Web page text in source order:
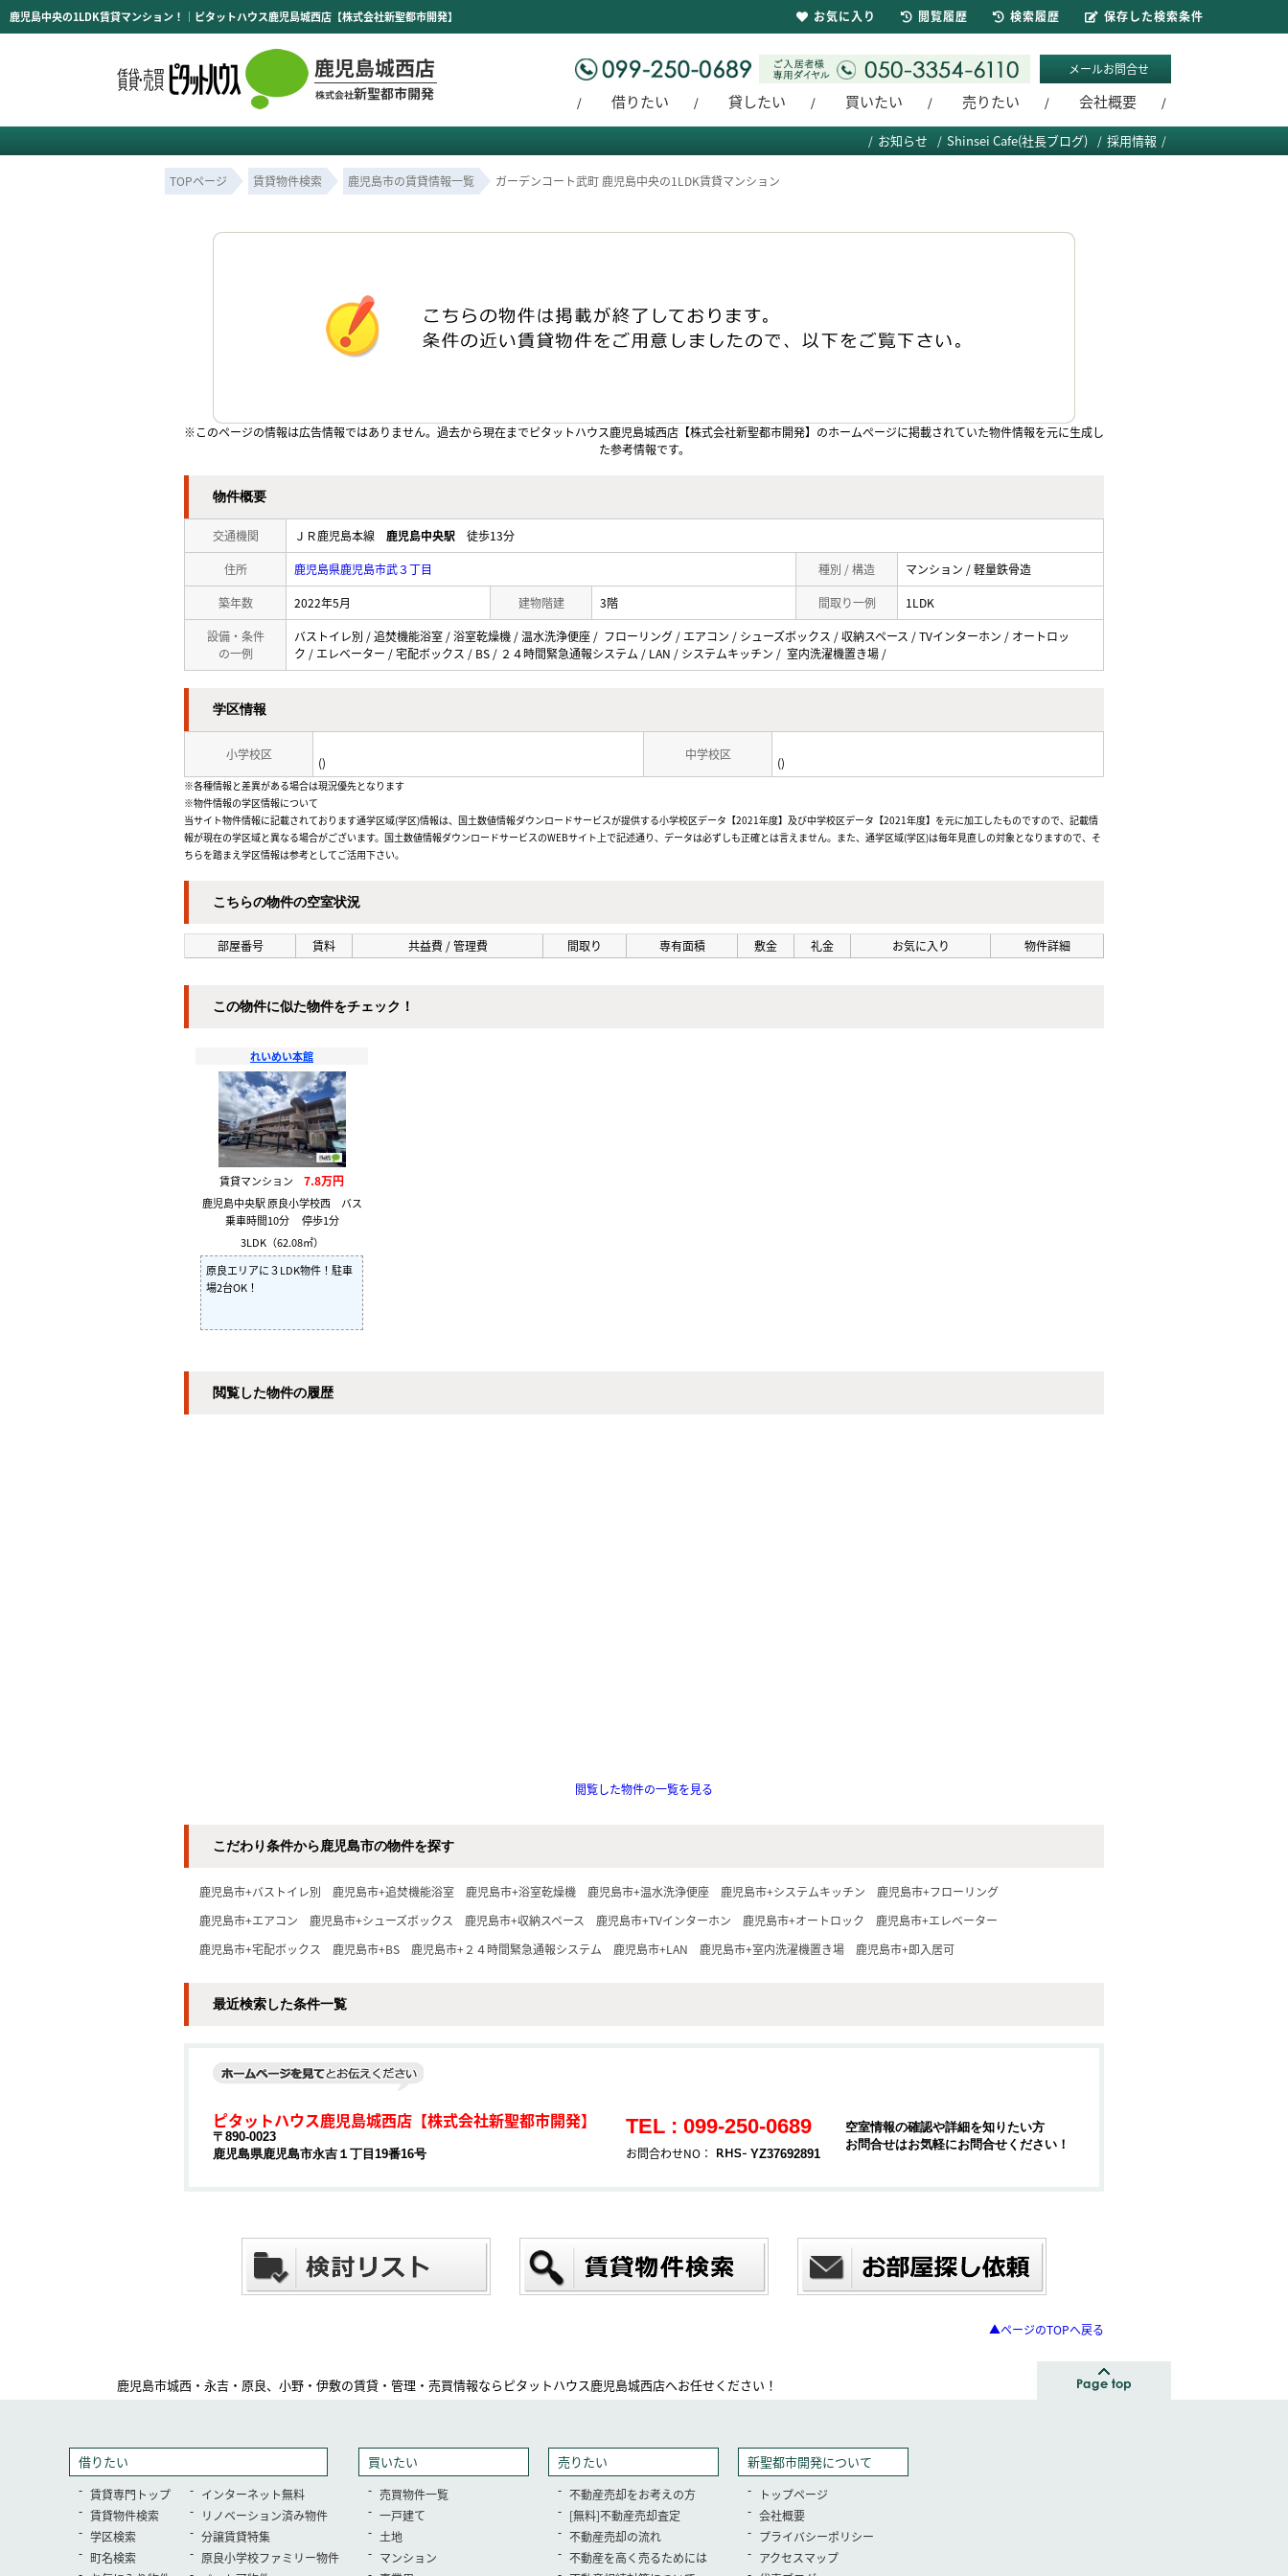
鹿児島中央の1LDK賃貸マンション！｜ピタットハウス鹿児島城西店【株式会社新聖都市開発】
メールお問合せ
借りたい 貸したい 買いたい 売りたい 会社概要
採用情報
Shinsei Cafe(社長ブログ)
お知らせ
TOPページ 賃貸物件検索 鹿児島市の賃貸情報一覧 ガーデンコート武町 鹿児島中央の1LDK賃貸マンション
※このページの情報は広告情報ではありません。過去から現在までピタットハウス鹿児島城西店【株式会社新聖都市開発】のホームぺージに掲載されていた物件情報を元に生成し
た参考情報です。
物件概要
交通機関 ＪＲ鹿児島本線 鹿児島中央駅 徒歩13分
住所 鹿児島県鹿児島市武３丁目 種別 / 構造 マンション / 軽量鉄骨造
築年数 2022年5月 建物階建 3階 間取り一例 1LDK
設備・条件
の一例
バストイレ別 / 追焚機能浴室 / 浴室乾燥機 / 温水洗浄便座 / フローリング / エアコン / シューズボックス / 収納スペース / TVインターホン / オートロッ
ク / エレベーター / 宅配ボックス / BS / ２４時間緊急通報システム / LAN / システムキッチン / 室内洗濯機置き場 /
学区情報
小学校区
()
中学校区
()
※各種情報と差異がある場合は現況優先となります
※物件情報の学区情報について
当サイト物件情報に記載されております通学区域(学区)情報は、国土数値情報ダウンロードサービスが提供する小学校区データ【2021年度】及び中学校区データ【2021年度】を元に加工したものですので、記載情
報が現在の学区域と異なる場合がございます。国土数値情報ダウンロードサービスのWEBサイト上で記述通り、データは必ずしも正確とは言えません。また、通学区域(学区)は毎年見直しの対象となりますので、そ
ちらを踏まえ学区情報は参考としてご活用下さい。
こちらの物件の空室状況
部屋番号 賃料 共益費 / 管理費 間取り 専有面積 敷金 礼金 お気に入り 物件詳細
この物件に似た物件をチェック！
れいめい本館
賃貸マンション 7.8万円
鹿児島中央駅 原良小学校西 バス
乗車時間10分 停歩1分
3LDK（62.08㎡）
原良エリアに３LDK物件！駐車
場2台OK！
閲覧した物件の履歴
閲覧した物件の一覧を見る
こだわり条件から鹿児島市の物件を探す
鹿児島市+バストイレ別 鹿児島市+追焚機能浴室 鹿児島市+浴室乾燥機 鹿児島市+温水洗浄便座 鹿児島市+システムキッチン
鹿児島市+フローリング
鹿児島市+エアコン
鹿児島市+シューズボックス 鹿児島市+収納スペース 鹿児島市+TVインターホン 鹿児島市+オートロック
鹿児島市+エレベーター
鹿児島市+宅配ボックス
鹿児島市+BS 鹿児島市+２４時間緊急通報システム 鹿児島市+LAN 鹿児島市+室内洗濯機置き場 鹿児島市+即入居可
最近検索した条件一覧
ピタットハウス鹿児島城西店【株式会社新聖都市開発】
〒890-0023
鹿児島県鹿児島市永吉１丁目19番16号
TEL : 099-250-0689
お問合わせNO： YZ37692891
空室情報の確認や詳細を知りたい方
お問合せはお気軽にお問合せください！
▲ページのTOPへ戻る
鹿児島市城西・永吉・原良、小野・伊敷の賃貸・管理・売買情報ならピタットハウス鹿児島城西店へお任せください！
借りたい
賃貸専門トップ
賃貸物件検索
学区検索
町名検索
インターネット無料
リノベーション済み物件
分譲賃貸特集
原良小学校ファミリー物件
買いたい
売買物件一覧
一戸建て
土地
マンション
売りたい
不動産売却をお考えの方
[無料]不動産売却査定
不動産売却の流れ
不動産を高く売るためには
新聖都市開発について
トップページ
会社概要
プライバシーポリシー
アクセスマップ
お気に入り 閲覧履歴 検索履歴 保存した検索条件